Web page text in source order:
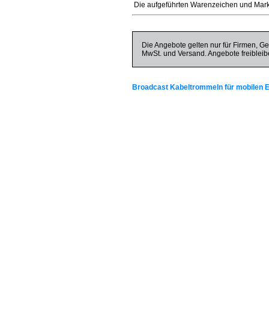
Die aufgeführten Warenzeichen und
Die Angebote gelten nur für Firmen,
MwSt. und Versand. Angebote
Broadcast Kabeltrommeln für mobilen